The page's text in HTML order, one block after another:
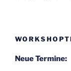
Neue Termine: